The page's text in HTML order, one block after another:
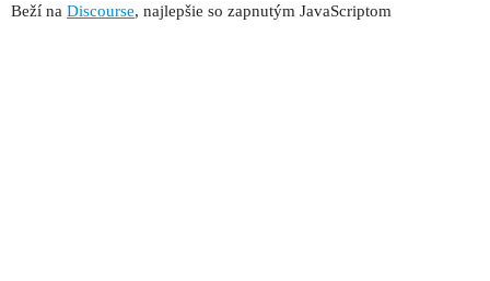
Beží na Discourse, najlepšie so zapnutým JavaScriptom